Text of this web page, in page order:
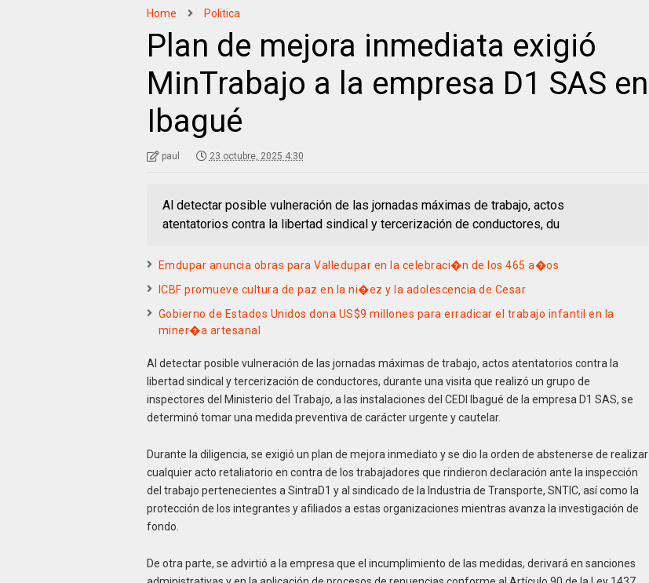
Home Politica
Plan de mejora inmediata exigió
MinTrabajo a la empresa D1 SAS en
Ibagué
paul 23 octubre, 2025 4:30
Al detectar posible vulneración de las jornadas máximas de trabajo, actos
atentatorios contra la libertad sindical y tercerización de conductores, du
Emdupar anuncia obras para Valledupar en la celebraci�n de los 465 a�os
ICBF promueve cultura de paz en la ni�ez y la adolescencia de Cesar
Gobierno de Estados Unidos dona US$9 millones para erradicar el trabajo infantil en la
miner�a artesanal
Al detectar posible vulneración de las jornadas máximas de trabajo, actos atentatorios contra la
libertad sindical y tercerización de conductores, durante una visita que realizó un grupo de
inspectores del Ministerio del Trabajo, a las instalaciones del CEDI Ibagué de la empresa D1 SAS, se
determinó tomar una medida preventiva de carácter urgente y cautelar.
Durante la diligencia, se exigió un plan de mejora inmediato y se dio la orden de abstenerse de realizar
cualquier acto retaliatorio en contra de los trabajadores que rindieron declaración ante la inspección
del trabajo pertenecientes a SintraD1 y al sindicado de la Industria de Transporte, SNTIC, así como la
protección de los integrantes y afiliados a estas organizaciones mientras avanza la investigación de
fondo.
De otra parte, se advirtió a la empresa que el incumplimiento de las medidas, derivará en sanciones